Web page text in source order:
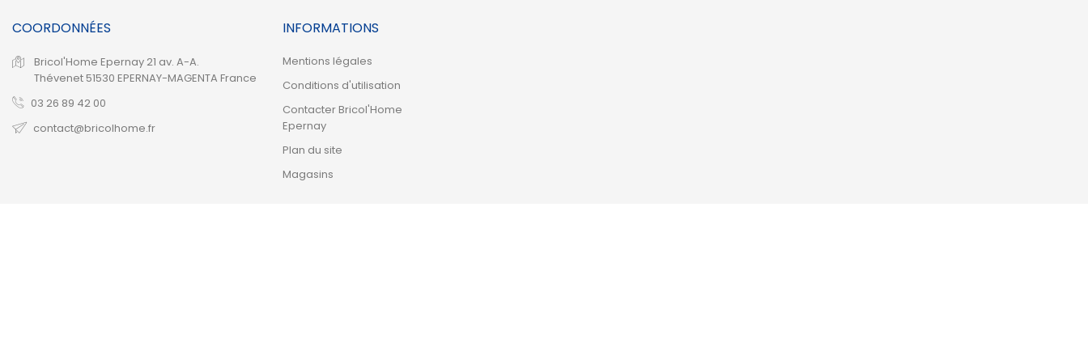
COORDONNÉES
Bricol'Home Epernay 21 av. A-A.
Thévenet 51530 EPERNAY-MAGENTA France
03 26 89 42 00
contact@bricolhome.fr
INFORMATIONS
Mentions légales
Conditions d'utilisation
Contacter Bricol'Home
Epernay
Plan du site
Magasins